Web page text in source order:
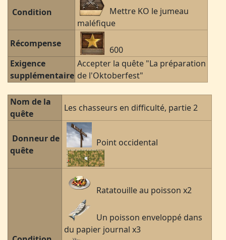
Condition
Mettre KO le jumeau
maléfique
Récompense
600
Exigence
supplémentaire
Accepter la quête "La préparation
de l'Oktoberfest"
Nom de la
quête
Les chasseurs en difficulté, partie 2
Donneur de
quête
Point occidental
Ratatouille au poisson x2
Un poisson enveloppé dans
du papier journal x3